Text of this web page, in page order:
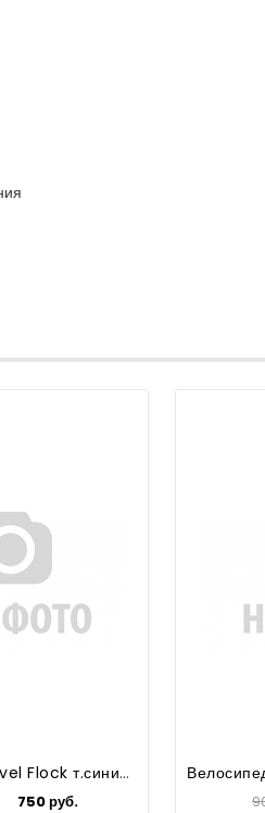
Велосипедки Level Flock т.синий р.M
750 руб.